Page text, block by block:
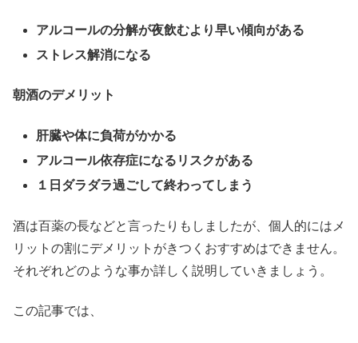
アルコールの分解が夜飲むより早い傾向がある
ストレス解消になる
朝酒のデメリット
肝臓や体に負荷がかかる
アルコール依存症になるリスクがある
１日ダラダラ過ごして終わってしまう
酒は百薬の長などと言ったりもしましたが、個人的にはメ
リットの割にデメリットがきつくおすすめはできません。
それぞれどのような事か詳しく説明していきましょう。
この記事では、